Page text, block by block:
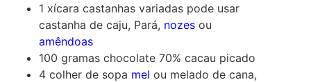
1 xícara castanhas variadas pode usar
castanha de caju, Pará, nozes ou
amêndoas
100 gramas chocolate 70% cacau picado
4 colher de sopa mel ou melado de cana,